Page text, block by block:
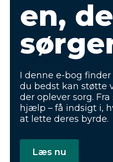
en,
I denne e-bog
du bedst kan støtte
der oplever sorg.
hjælp – få indsigt i,
at lette deres byrde.
Læs nu